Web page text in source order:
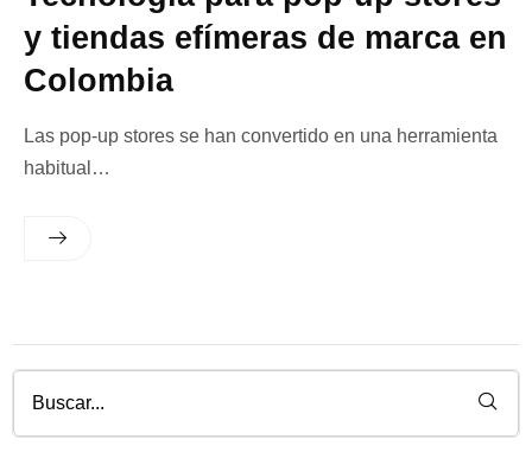
y tiendas efímeras de marca en
Colombia
Las pop-up stores se han convertido en una herramienta
habitual…